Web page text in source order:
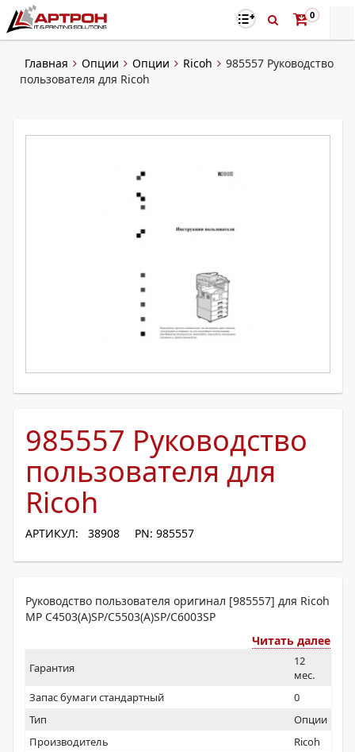
0
Главная Опции Опции Ricoh
985557 Руководство
пользователя для Ricoh
985557 Руководство
пользователя для
Ricoh
АРТИКУЛ: 38908 PN: 985557
Руководство пользователя оригинал [985557] для Ricoh
MP C4503(A)SP/C5503(A)SP/C6003SP
Читать далее
Гарантия
12
мес.
Запас бумаги стандартный
0
Тип
Опции
Производитель
Ricoh